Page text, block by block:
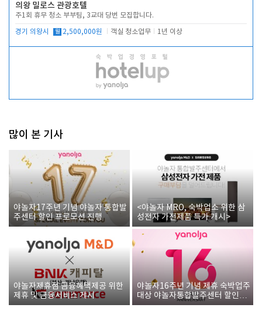
의왕 밀로스 관광호텔
주1회 휴무 청소 부부팀, 3교대 당번 모집합니다.
경기 의왕시 월 2,500,000원 객실 청소업무 1년 이상
많이 본 기사
야놀자17주년 기념 야놀자 통합발
주센터 할인 프로모션 진행
<야놀자 MRO, 숙박업소 위한 삼
성전자 가전제품 특가 개시>
야놀자제휴점 금융혜택제공 위한
제휴 및 금융서비스 게시
야놀자16주년 기념 제휴 숙박업주
대상 야놀자통합발주센터 할인쿠
폰 증정